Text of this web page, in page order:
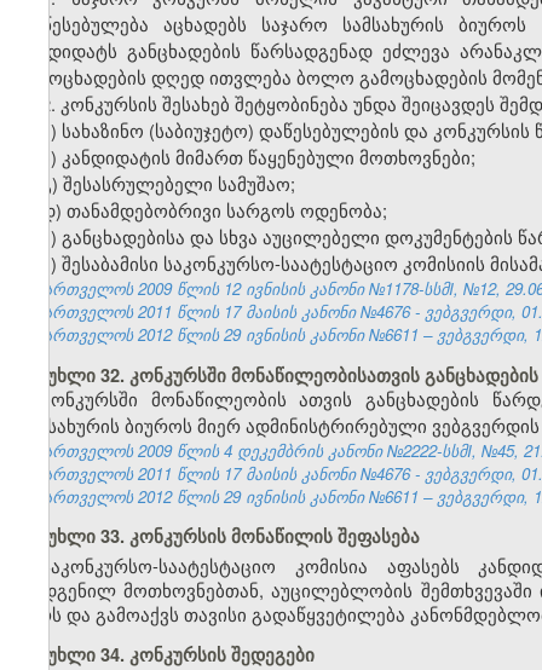
დაწესებულება აცხადებს საჯარო სამსახურის
კანდიდატს განცხადების წარსადგენად ეძლევა
გამოცხადების დღედ ითვლება ბოლო გამოცხადების
2. კონკურსის შესახებ შეტყობინება უნდა შეიცავდეს
ა) სახაზინო (საბიუჯეტო) დაწესებულების და
ბ) კანდიდატის მიმართ წაყენებული მოთხოვნები;
გ) შესასრულებელი სამუშაო;
დ) თანამდებობრივი სარგოს ოდენობა;
ე) განცხადებისა და სხვა აუცილებელი დოკუმენტების
ვ) შესაბამისი საკონკურსო-საატესტაციო კომისიის
საქართველოს 2009 წლის 12 ივნისის კანონი №1178-სსმI, №12,
საქართველოს 2011 წლის 17 მაისის კანონი №4676 - ვებგვერდი,
საქართველოს 2012 წლის 29 ივნისის კანონი №6611 – ვებგვერდი,
მუხლი 32. კონკურსში მონაწილეობისათვის
კონკურსში მონაწილეობის ათვის განცხადების
სამსახურის ბიუროს მიერ ადმინისტრირებული
საქართველოს 2009 წლის 4 დეკემბრის კანონი №2222-სსმI, №45,
საქართველოს 2011 წლის 17 მაისის კანონი №4676 - ვებგვერდი,
საქართველოს 2012 წლის 29 ივნისის კანონი №6611 – ვებგვერდი,
მუხლი 33. კონკურსის მონაწილის შეფასება
საკონკურსო-საატესტაციო კომისია აფასებს
დადგენილ მოთხოვნებთან, აუცილებლობის
აზრს და გამოაქვს თავისი გადაწყვეტილება
მუხლი 34. კონკურსის შედეგები